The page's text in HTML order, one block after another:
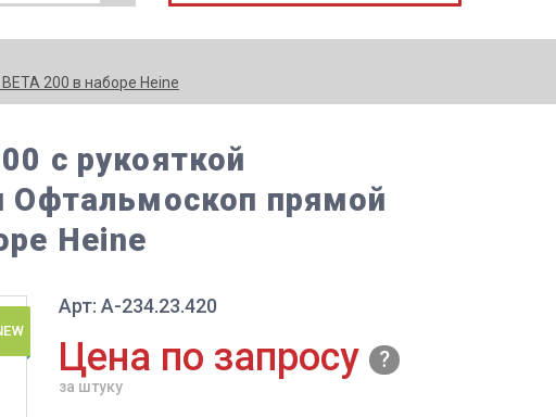
200 в наборе Heine
с рукояткой
Офтальмоскоп прямой
Heine
Арт: А-234.23.420
Цена по запросу
за штуку